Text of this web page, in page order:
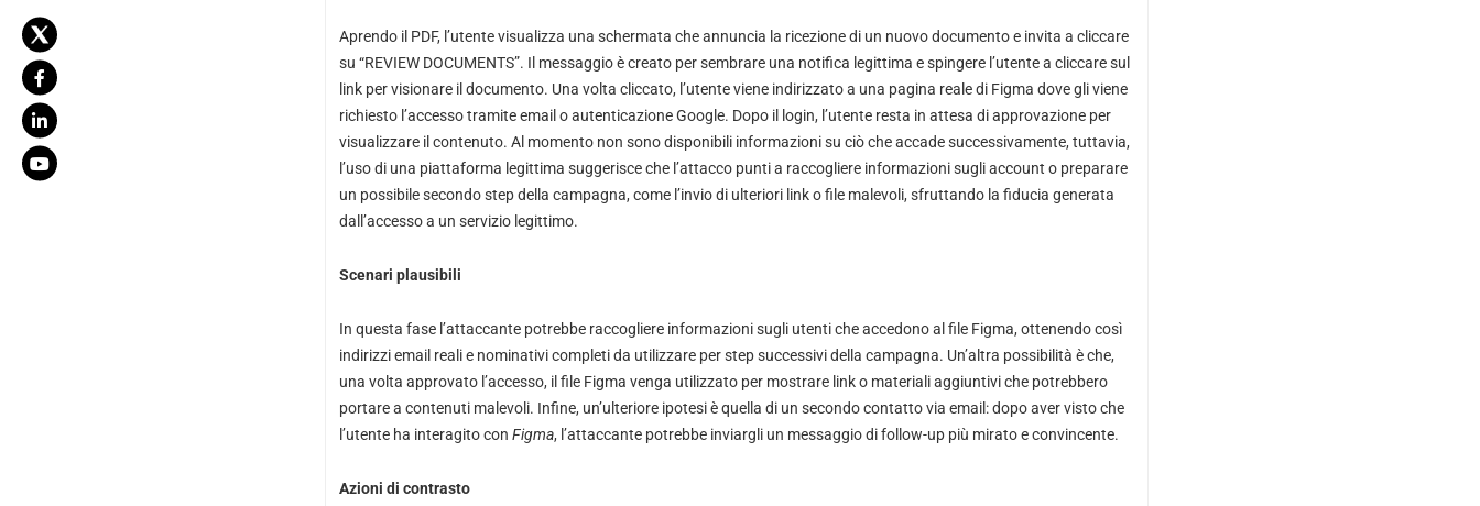
Aprendo il PDF, l’utente visualizza una schermata che annuncia la ricezione di un nuovo documento e invita a cliccare
su “REVIEW DOCUMENTS”. Il messaggio è creato per sembrare una notifica legittima e spingere l’utente a cliccare sul
link per visionare il documento. Una volta cliccato, l’utente viene indirizzato a una pagina reale di Figma dove gli viene
richiesto l’accesso tramite email o autenticazione Google. Dopo il login, l’utente resta in attesa di approvazione per
visualizzare il contenuto. Al momento non sono disponibili informazioni su ciò che accade successivamente, tuttavia,
l’uso di una piattaforma legittima suggerisce che l’attacco punti a raccogliere informazioni sugli account o preparare
un possibile secondo step della campagna, come l’invio di ulteriori link o file malevoli, sfruttando la fiducia generata
dall’accesso a un servizio legittimo.
Scenari plausibili
In questa fase l’attaccante potrebbe raccogliere informazioni sugli utenti che accedono al file Figma, ottenendo così
indirizzi email reali e nominativi completi da utilizzare per step successivi della campagna. Un’altra possibilità è che,
una volta approvato l’accesso, il file Figma venga utilizzato per mostrare link o materiali aggiuntivi che potrebbero
portare a contenuti malevoli. Infine, un’ulteriore ipotesi è quella di un secondo contatto via email: dopo aver visto che
l’utente ha interagito con Figma, l’attaccante potrebbe inviargli un messaggio di follow-up più mirato e convincente.
Azioni di contrasto